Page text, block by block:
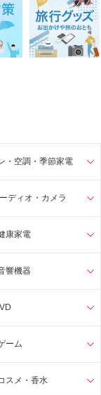
・空調・季節家電
ディオ・カメラ
康家電
響機器
ーム
スメ・香水